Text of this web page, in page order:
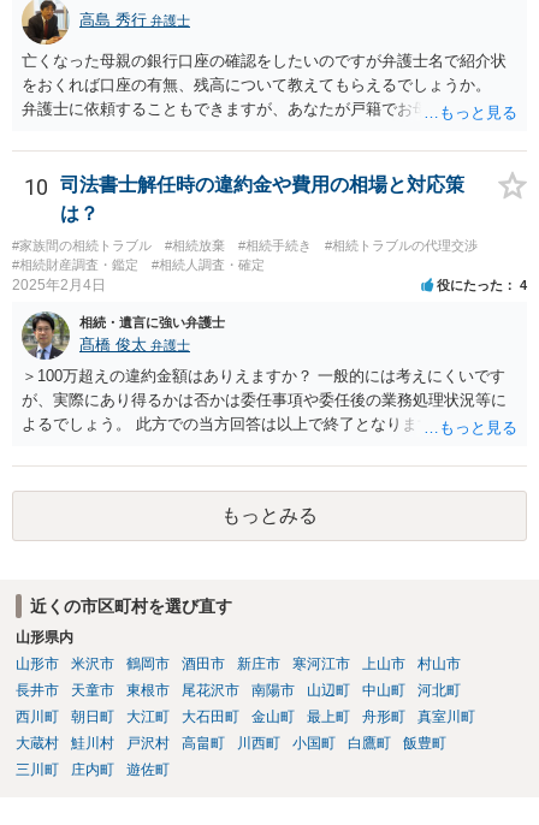
高島 秀行 弁護士
亡くなった母親の銀行口座の確認をしたいのですが弁護士名で紹介状
をおくれば口座の有無、残高について教えてもらえるでしょうか。
弁護士に依頼することもできますが、あなたが戸籍でお母さんの相続
高は教えてくれると思います。 自分ではよくわからないということ
であれば、弁護士に相談し依頼されたら良いと思います。
10
司法書士解任時の違約金や費用の相場と対応策
は？
#家族間の相続トラブル #相続放棄 #相続手続き
#相続トラブルの代理交渉
#相続財産調査・鑑定
#相続人調査・確定
2025年2月4日 役にたった 4
相続・遺言に強い弁護士
髙橋 俊太 弁護士
＞100万超えの違約金額はありえますか？ 一般的には考えにくいです
が、実際にあり得るかは否かは委任事項や委任後の業務処理状況等に
よるでしょう。 此方での当方回答は以上で終了となりますが、参考に
もっとみる
近くの市区町村を選び直す
山形県内
山形市
米沢市 鶴岡市 酒田市 新庄市 寒河江市 上山市
村山市
長井市
天童市 東根市 尾花沢市 南陽市 山辺町 中山町
河北町
西川町
朝日町 大江町 大石田町 金山町 最上町 舟形町
真室川町
大蔵村
鮭川村 戸沢村 高畠町 川西町 小国町 白鷹町
飯豊町
三川町
庄内町 遊佐町